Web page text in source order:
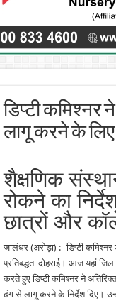
डिप्टी कमिश्नर
लागू करने के लिए
शैक्षणिक
रोकने का
छात्रों और
जालंधर (अरोड़ा) :- डिप्टी
प्रतिबद्धता दोहराई। आज यहां
करते हुए डिप्टी कमिश्नर ने
ढंग से लागू करने के निर्देश दिए।